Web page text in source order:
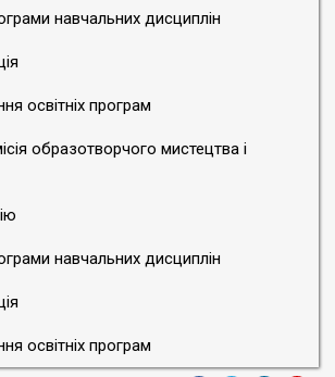
навчальних дисциплін
освітніх програм
образотворчого мистецтва і
навчальних дисциплін
освітніх програм